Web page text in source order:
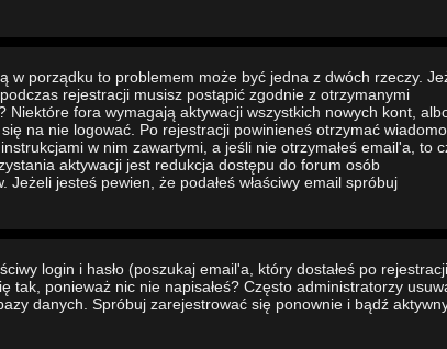
w porządku to problemem może być jedna z dwóch rzeczy.
podczas rejestracji musisz postąpić zgodnie z otrzymanymi
fora wymagają aktywacji wszystkich nowych kont,
na nie logować. Po rejestracji powinieneś otrzymać
w nim zawartymi, a jeśli nie otrzymałeś email'a, to
aktywacji jest redukcja dostępu do forum osób
jesteś pewien, że podałeś właściwy email spróbuj
login i hasło (poszukaj email'a, który dostałeś po
tak, ponieważ nic nie napisałeś? Często administratorzy
danych. Spróbuj zarejestrować się ponownie i bądź